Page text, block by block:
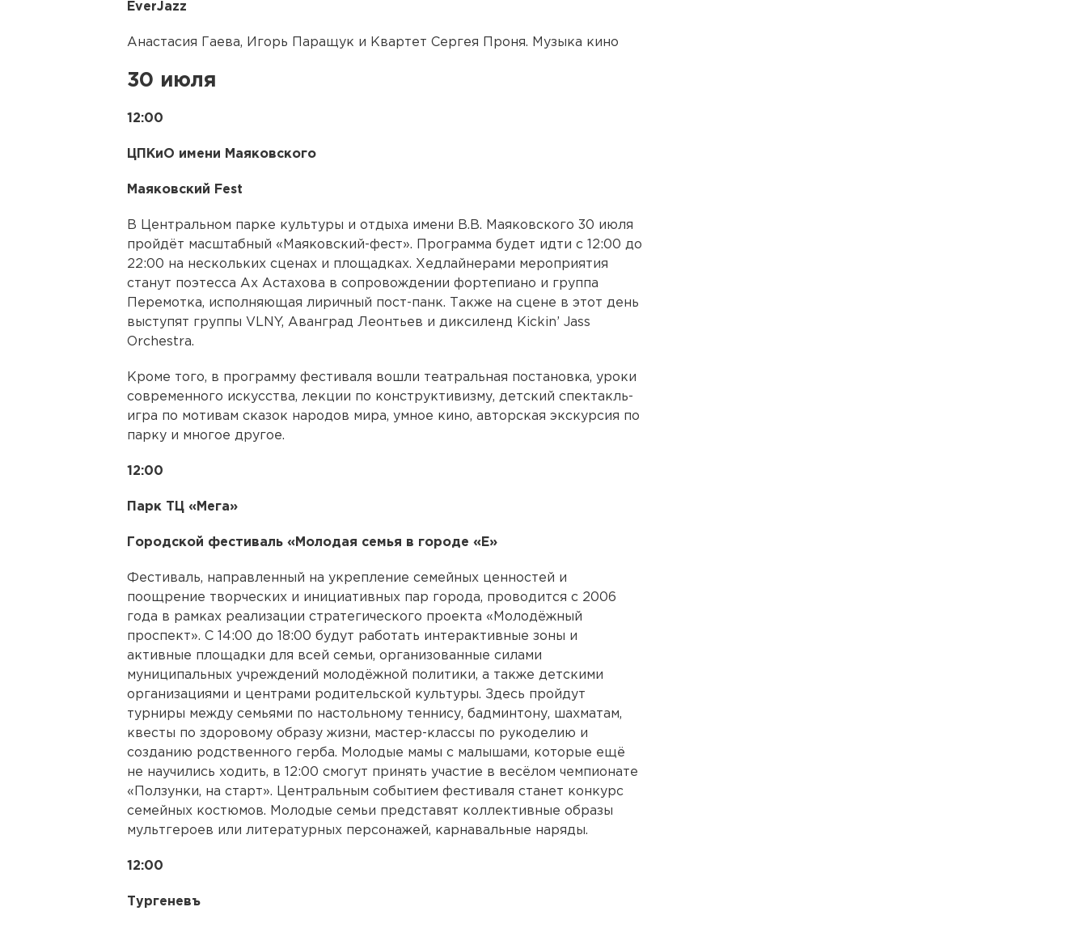
EverJazz
Анастасия Гаева, Игорь Паращук и Квартет Сергея Проня. Музыка кино
30 июля
12:00
ЦПКиО имени Маяковского
Маяковский Fest
В Центральном парке культуры и отдыха имени В.В. Маяковского 30 июля
пройдёт масштабный «Маяковский-фест». Программа будет идти с 12:00 до
22:00 на нескольких сценах и площадках. Хедлайнерами мероприятия
станут поэтесса Ах Астахова в сопровождении фортепиано и группа
Перемотка, исполняющая лиричный пост-панк. Также на сцене в этот день
выступят группы VLNY, Аванград Леонтьев и диксиленд Kickin’ Jass
Orchestra.
Кроме того, в программу фестиваля вошли театральная постановка, уроки
современного искусства, лекции по конструктивизму, детский спектакль-
игра по мотивам сказок народов мира, умное кино, авторская экскурсия по
парку и многое другое.
12:00
Парк ТЦ «Мега»
Городской фестиваль «Молодая семья в городе «Е»
Фестиваль, направленный на укрепление семейных ценностей и
поощрение творческих и инициативных пар города, проводится с 2006
года в рамках реализации стратегического проекта «Молодёжный
проспект». С 14:00 до 18:00 будут работать интерактивные зоны и
активные площадки для всей семьи, организованные силами
муниципальных учреждений молодёжной политики, а также детскими
организациями и центрами родительской культуры. Здесь пройдут
турниры между семьями по настольному теннису, бадминтону, шахматам,
квесты по здоровому образу жизни, мастер-классы по рукоделию и
созданию родственного герба. Молодые мамы с малышами, которые ещё
не научились ходить, в 12:00 смогут принять участие в весёлом чемпионате
«Ползунки, на старт». Центральным событием фестиваля станет конкурс
семейных костюмов. Молодые семьи представят коллективные образы
мультгероев или литературных персонажей, карнавальные наряды.
12:00
Тургеневъ